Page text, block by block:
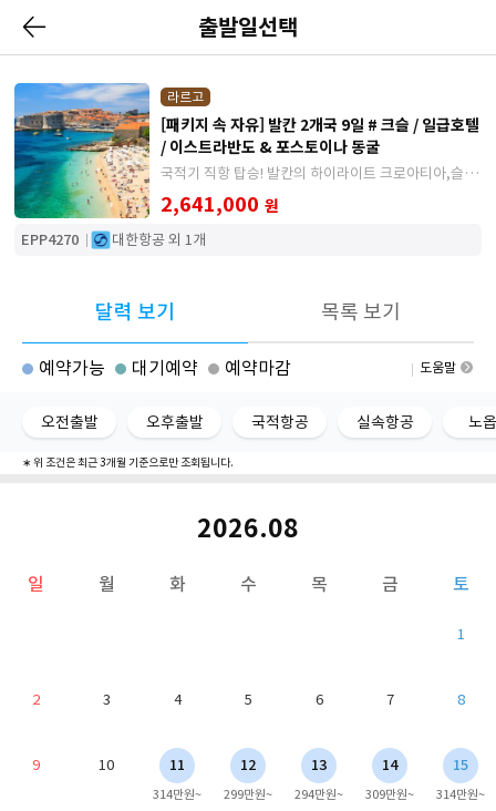
출발일선택
라르고
[패키지 속 자유] 발칸 2개국 9일 # 크슬 / 일급호텔
/ 이스트라반도 & 포스토이나 동굴
국적기 직항 탑승! 발칸의 하이라이트 크로아티아,슬로
베니아만 찬찬히 보는 일정
2,641,000 원
EPP4270 대한항공 외 1개
달력 보기 목록 보기
예약가능 대기예약 예약마감 도움말
오전출발 오후출발 국적항공 실속항공 노
∗ 위 조건은 최근 3개월 기준으로만 조회됩니다.
2026.08
일 월 화 수 목 금 토
1
2 3 4 5 6 7 8
9 10 11
314만원~
12
299만원~
13
294만원~
14
309만원~
15
314만원~